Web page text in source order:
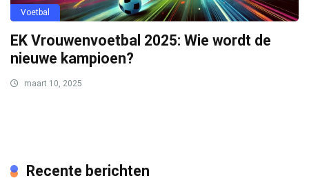
Voetbal
EK Vrouwenvoetbal 2025: Wie wordt de
nieuwe kampioen?
maart 10, 2025
Recente berichten